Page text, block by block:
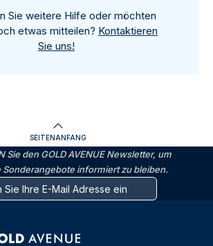
Sie weitere Hilfe oder möchten
etwas mitteilen? Kontaktieren
Sie uns!
SEITENANFANG
Sie den GOLD AVENUE Newsletter, um
Sonderangebote informiert zu bleiben.